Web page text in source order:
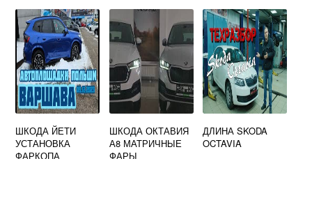
ШКОДА ЙЕТИ
УСТАНОВКА
ФАРКОПА
ШКОДА ОКТАВИЯ
А8 МАТРИЧНЫЕ
ФАРЫ
ДЛИНА SKODA
OCTAVIA